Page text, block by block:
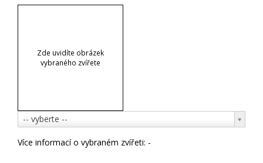
Zde uvidíte obrázek
vybraného zvířete
-- vyberte --
Adoptovat
zvíře
Více informací o vybraném zvířeti: -